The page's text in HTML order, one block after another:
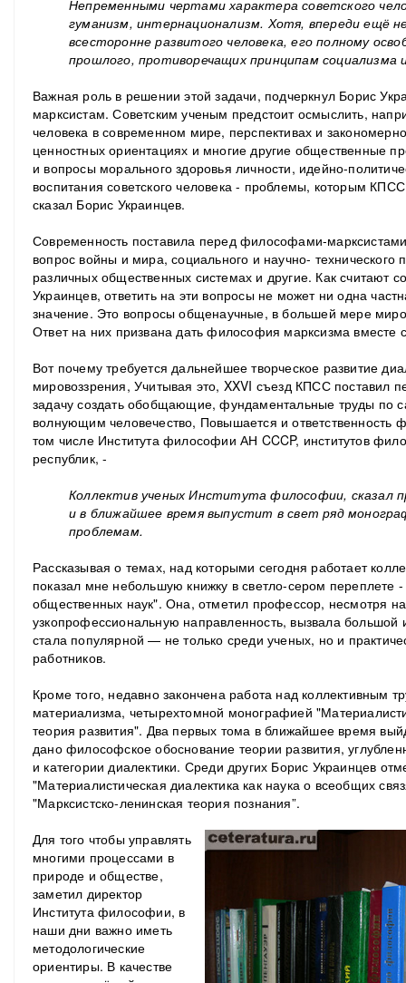
Непременными чертами характера советского
гуманизм, интернационализм. Хотя, впереди ещё
всесторонне развитого человека, его полному
прошлого, противоречащих принципам социализма
Важная роль в решении этой задачи, подчеркнул Борис
марксистам. Советским ученым предстоит осмыслить,
человека в современном мире, перспективах и
ценностных ориентациях и многие другие общественные
и вопросы морального здоровья личности, идейно-
воспитания советского человека - проблемы, которым
сказал Борис Украинцев.
Современность поставила перед философами-
вопрос войны и мира, социального и научно- технического
различных общественных системах и другие. Как считают
Украинцев, ответить на эти вопросы не может ни одна
значение. Это вопросы общенаучные, в большей мере
Ответ на них призвана дать философия марксизма вместе
Вот почему требуется дальнейшее творческое развитие
мировоззрения, Учитывая это, XXVI съезд КПСС поставил
задачу создать обобщающие, фундаментальные труды
волнующим человечество, Повышается и ответственность
том числе Института философии АН CCCP, институтов
республик, -
Коллектив ученых Института философии, сказал
и в ближайшее время выпустит в свет ряд
проблемам.
Рассказывая о темах, над которыми сегодня работает
показал мне небольшую книжку в светло-сером переплете
общественных наук". Она, отметил профессор, несмотря
узкопрофессиональную направленность, вызвала большой
стала популярной — не только среди ученых, но и
работников.
Кроме того, недавно закончена работа над коллективным
материализма, четырехтомной монографией
теория развития". Два первых тома в ближайшее время
дано философское обоснование теории развития,
и категории диалектики. Среди других Борис Украинцев
"Материалистическая диалектика как наука о всеобщих
"Марксистско-ленинская теория познания”.
Для того чтобы управлять
многими процессами в
природе и обществе,
заметил директор
Института философии, в
наши дни важно иметь
методологические
ориентиры. В качестве